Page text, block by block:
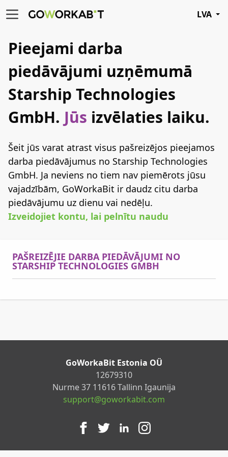
LVA
Pieejami darba
piedāvājumi uzņēmumā
Starship Technologies
GmbH. Jūs izvēlaties laiku.
Šeit jūs varat atrast visus pašreizējos pieejamos
darba piedāvājumus no Starship Technologies
GmbH. Ja neviens no tiem nav piemērots jūsu
vajadzībām, GoWorkaBit ir daudz citu darba
piedāvājumu uz dienu vai nedēļu.
Izveidojiet kontu, lai pelnītu naudu
PAŠREIZĒJIE DARBA PIEDĀVĀJUMI NO
STARSHIP TECHNOLOGIES GMBH
GoWorkaBit Estonia OÜ
12679310
Nurme 37 11616 Tallinn Igaunija
support@goworkabit.com